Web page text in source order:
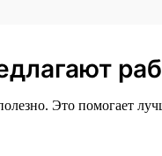
Это помогает